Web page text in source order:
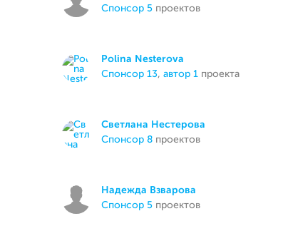
спонсор 5 проектов
Polina Nesterova
спонсор 13, автор 1 проекта
Светлана Нестерова
спонсор 8 проектов
Надежда Взварова
спонсор 5 проектов